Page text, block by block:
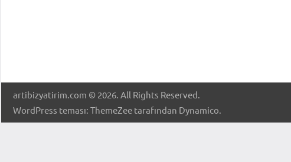
artibizyatirim.com © 2026. All Rights Reserved.
WordPress teması: ThemeZee tarafından Dynamico.